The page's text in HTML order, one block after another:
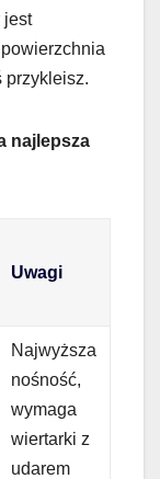
jest
przykleisz.
najlepsza
Uwagi
Najwyższa
nośność,
wymaga
wiertarki z
udarem